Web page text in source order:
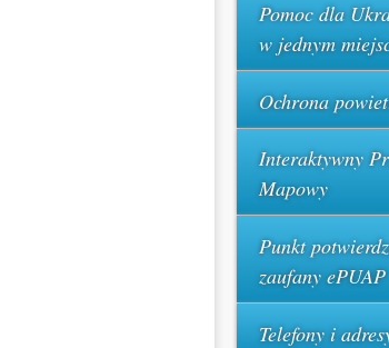
Pomoc dla
w jednym
Ochrona
Interaktywny
Mapowy
Punkt
zaufany ePUAP
Telefony i